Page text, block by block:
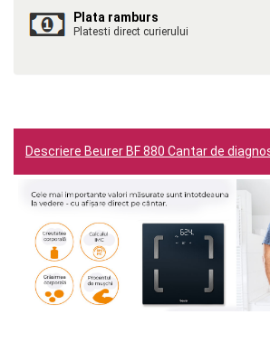
Plata ramburs
Platesti direct curierului
Descriere Beurer BF 880 Cantar de